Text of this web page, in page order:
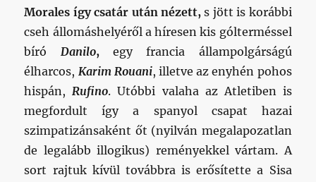
Morales így csatár után nézett, s jött is korábbi
cseh állomáshelyéről a híresen kis gólterméssel
bíró Danilo,egy francia állampolgárságú
élharcos, Karim Rouani, illetve az enyhén pohos
hispán,Rufino. Utóbbi valaha az Atletiben is
megfordult így a spanyol csapat hazai
szimpatizánsaként őt (nyilván megalapozatlan
de legalább illogikus) reményekkel vártam.A
sort rajtuk kívül továbbra is erősítette a Sisa